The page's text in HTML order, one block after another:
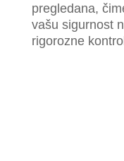
pregledana,
vašu sigurnost
rigorozne